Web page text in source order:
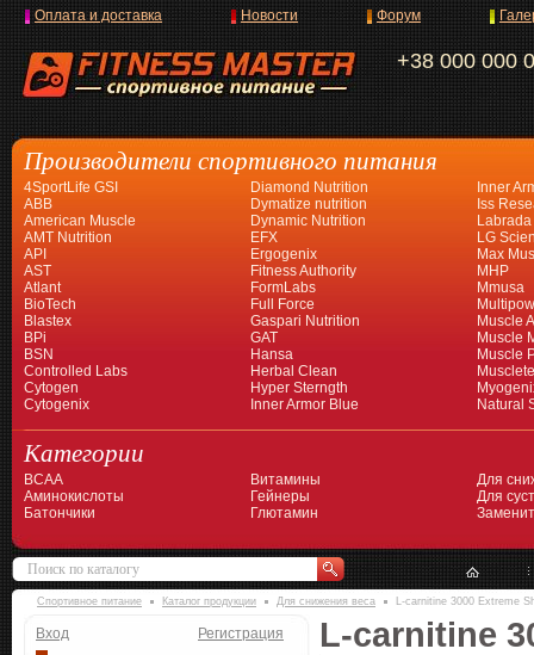
+38 000 000
Оплата и доставка Новости Форум
Производители спортивного питания
4SportLife GSI
ABB
American Muscle
AMT Nutrition
API
AST
Atlant
BioTech
Blastex
BPi
BSN
Controlled Labs
Cytogen
Cytogenix
Diamond Nutrition
Dymatize nutrition
Dynamic Nutrition
EFX
Ergogenix
Fitness Authority
FormLabs
Full Force
Gaspari Nutrition
GAT
Hansa
Herbal Clean
Hyper Sterngth
Inner Armor Blue
Inner
Iss
Labrada
LG
Max
MHP
Mmusa
Muscle
Muscle
Muscle
Natural
Категории
BCAA
Аминокислоты
Батончики
Витамины
Гейнеры
Глютамин
Для
Для
Спортивное питание Каталог продукции Для снижения веса L-carnitine 3000 Extreme
Вход Регистрация L-carnitine